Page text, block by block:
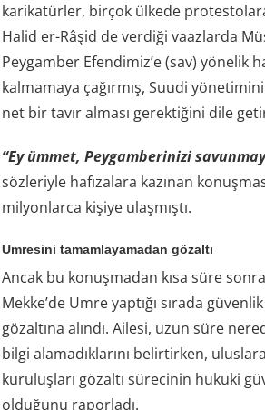
karikatürler, birçok ülkede protestolara
Halid er-Râşid de verdiği vaazlarda
Peygamber Efendimiz’e (sav) yönelik
kalmamaya çağırmış, Suudi
net bir tavır alması gerektiğini dile
“Ey ümmet, Peygamberinizi
sözleriyle hafızalara kazınan
milyonlarca kişiye ulaşmıştı.
Umresini tamamlayamadan gözaltı
Ancak bu konuşmadan kısa süre
Mekke’de Umre yaptığı sırada
gözaltına alındı. Ailesi, uzun süre
bilgi alamadıklarını belirtirken,
kuruluşları gözaltı sürecinin hukuki
olduğunu raporladı.